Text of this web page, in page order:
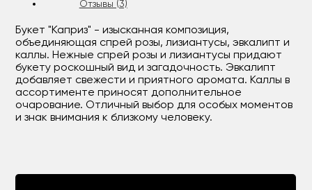
Отзывы (3)
Букет "Каприз" - изысканная композиция,
объединяющая спрей розы, лизиантусы, эвкалипт и
каллы. Нежные спрей розы и лизиантусы придают
букету роскошный вид и загадочность. Эвкалипт
добавляет свежести и приятного аромата. Каллы в
ассортименте приносят дополнительное
очарование. Отличный выбор для особых моментов
и знак внимания к близкому человеку.